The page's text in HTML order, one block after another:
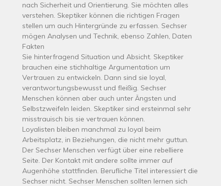
nach Sicherheit und Orientierung. Sie möchten alles
verstehen. Skeptiker können die richtigen Fragen
stellen um auch Hintergründe zu erfassen. Sechser
mögen Analysen und Technik, ebenso Zahlen, Daten
Fakten
Sie hinterfragend Situation und Absicht. Skeptiker
brauchen eine stichhaltige Argumentation um
Vertrauen zu entwickeln. Dann sind sie loyal,
verantwortungsbewusst und fleißig. Sechser
Menschen können aber auch unter Ängsten und
Selbstzweifeln leiden. Skeptiker sind ersteinmal sehr
misstrauisch bis sie vertrauen können.
Loyalisten bleiben manchmal zu loyal beim
Arbeitsplatz, in Beziehungen, die nicht mehr guttun.
Der Sechser Menschen verfügt über eine rebelliere
Seite. Der Kontakt mit andere sollte immer auf
Augenhöhe stattfinden. Berufliche Titel interessiert die
Sechser nicht. Sechser Menschen sollten lernen sich